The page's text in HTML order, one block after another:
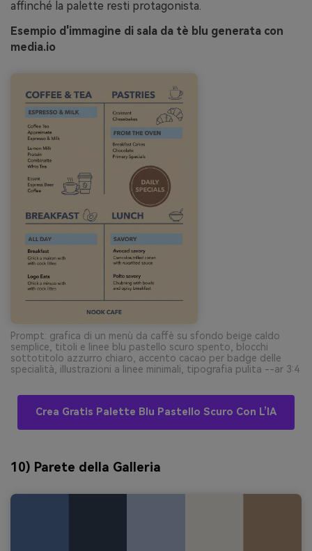
affinché la palette resti protagonista.
Esempio d'immagine di sala da tè blu generata con
media.io
Prompt: grafica di un menù da caffè su sfondo beige caldo
semplice, titoli e linee blu pastello scuro spento, blocchi
sottotitolo azzurro chiaro, accento cacao per badge delle
specialità, illustrazioni a linee minimali, tipografia pulita --ar 3:4
Crea Gratis Palette Blu Pastello Scuro Con L’IA
10) Parete della Galleria